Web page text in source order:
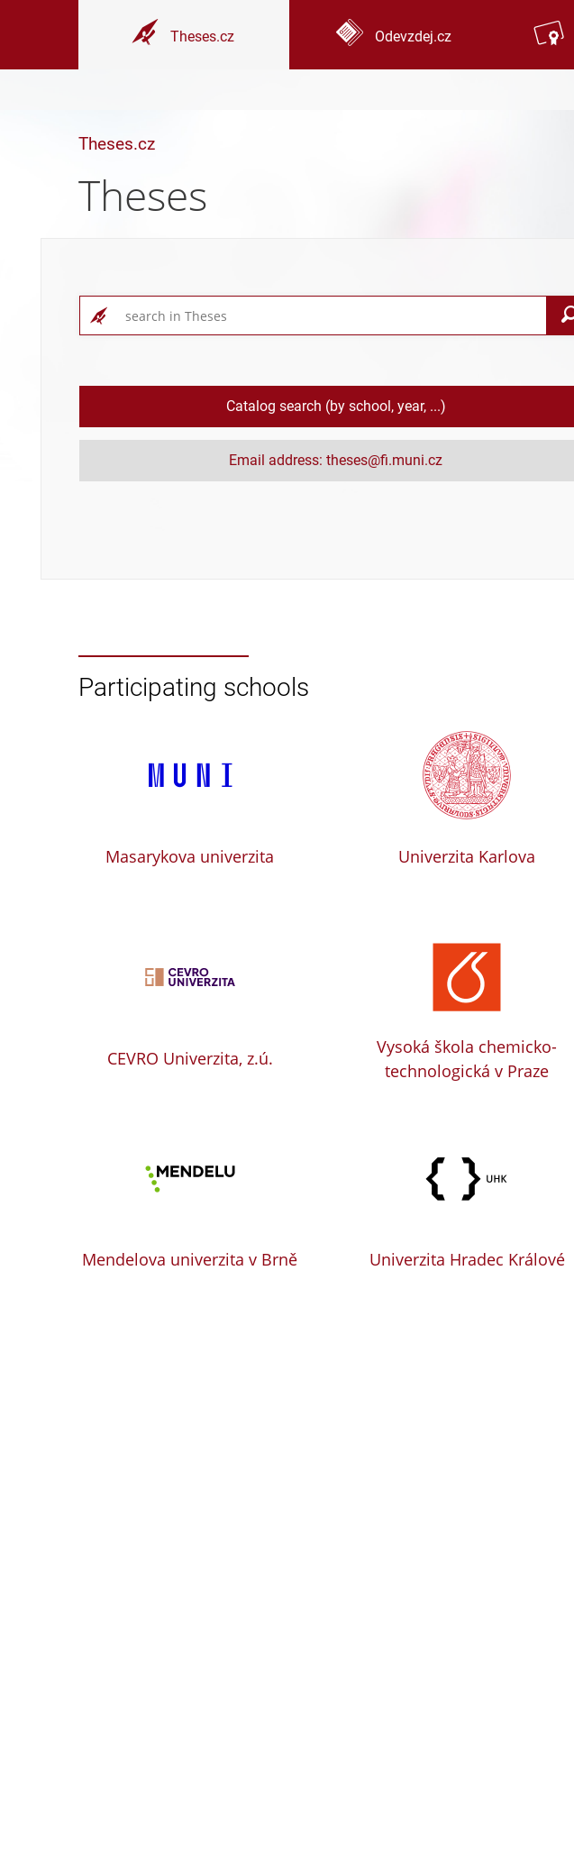
Theses.cz Odevzdej.cz
Theses.cz
Theses
Catalog search (by school, year, ...)
Email address: theses@fi.muni.cz
Participating schools
Masarykova univerzita Univerzita Karlova
CEVRO Univerzita, z.ú.
Vysoká škola chemicko-
technologická v Praze
Mendelova univerzita v Brně Univerzita Hradec Králové